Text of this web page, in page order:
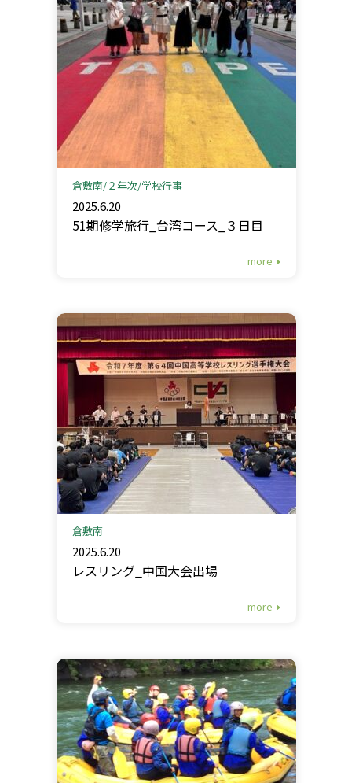
倉敷南 ２年次 学校行事
2025.6.20
51期修学旅行_台湾コース_３日目
more
倉敷南
2025.6.20
レスリング_中国大会出場
more